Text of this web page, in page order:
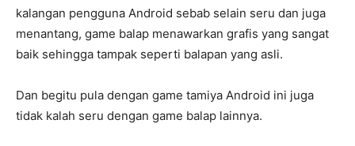
kalangan pengguna Android sebab selain seru dan juga
menantang, game balap menawarkan grafis yang sangat
baik sehingga tampak seperti balapan yang asli.
Dan begitu pula dengan game tamiya Android ini juga
tidak kalah seru dengan game balap lainnya.